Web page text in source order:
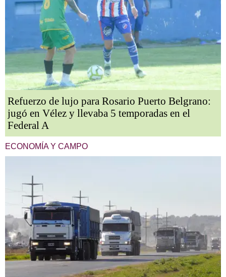
Refuerzo de lujo para Rosario Puerto Belgrano:
jugó en Vélez y llevaba 5 temporadas en el
Federal A
ECONOMÍA Y CAMPO